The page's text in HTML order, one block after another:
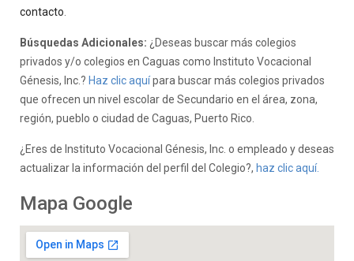
contacto
Búsquedas Adicionales: ¿Deseas buscar más colegios
privados y/o colegios en Caguas como Instituto Vocacional
Génesis, Inc.? Haz clic aquípara buscar más colegios privados
que ofrecen un nivel escolar de Secundario en el área, zona,
región, pueblo o ciudad de Caguas, Puerto Rico.
¿Eres de Instituto Vocacional Génesis, Inc. o empleado y deseas
actualizar la información del perfil del Colegio?, haz clic aquí.
Mapa Google